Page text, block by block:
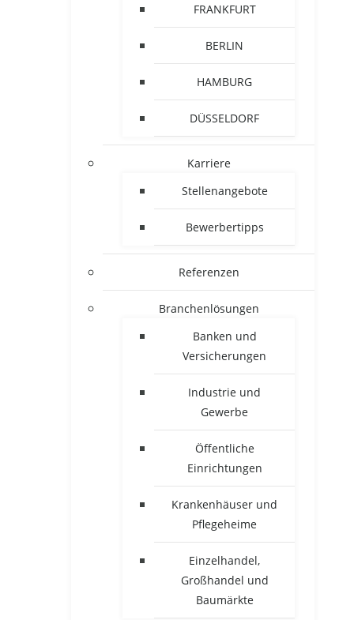
FRANKFURT
BERLIN
HAMBURG
DÜSSELDORF
Karriere
Stellenangebote
Bewerbertipps
Referenzen
Branchenlösungen
Banken und
Versicherungen
Industrie und
Gewerbe
Öffentliche
Einrichtungen
Krankenhäuser und
Pflegeheime
Einzelhandel,
Großhandel und
Baumärkte